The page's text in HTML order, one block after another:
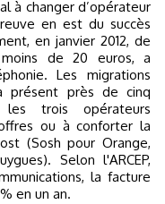
à changer d’opérateur
en est du succès
en janvier 2012, de
de 20 euros, a
Les migrations
présent près de cinq
trois opérateurs
ou à conforter la
(Sosh pour Orange,
Selon l'ARCEP,
la facture
en un an.